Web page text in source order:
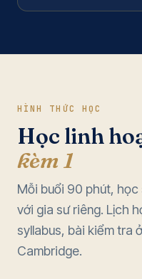
HÌNH THỨC HỌC
Học linh
kèm 1
Mỗi buổi 90 phút, học
với gia sư riêng. Lịch
syllabus, bài kiểm tra
Cambridge.